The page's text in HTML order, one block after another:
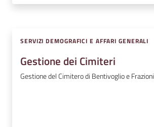
SERVIZI DEMOGRAFICI E AFFARI GENERALI
Gestione dei Cimiteri
Gestione del Cimitero di Bentivoglio e Frazioni